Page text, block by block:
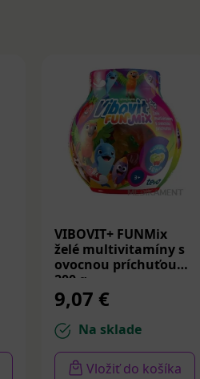
VIBOVIT+ FUNMix
želé multivitamíny s
ovocnou príchuťou
200 g
9,07 €
Na sklade
Vložiť do košíka